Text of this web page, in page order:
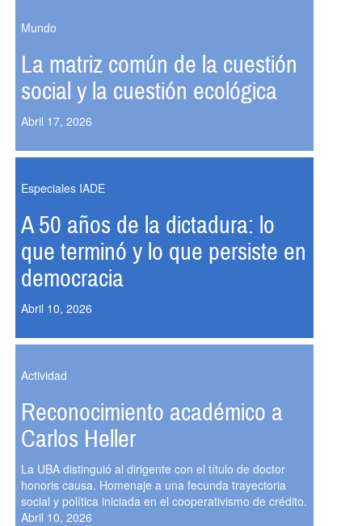
Mundo
La matriz común de la cuestión
social y la cuestión ecológica
Abril 17, 2026
Especiales IADE
A 50 años de la dictadura: lo
que terminó y lo que persiste en
democracia
Abril 10, 2026
Actividad
Reconocimiento académico a
Carlos Heller
La UBA distinguió al dirigente con el título de doctor
honoris causa. Homenaje a una fecunda trayectoria
social y política iniciada en el cooperativismo de crédito.
Abril 10, 2026